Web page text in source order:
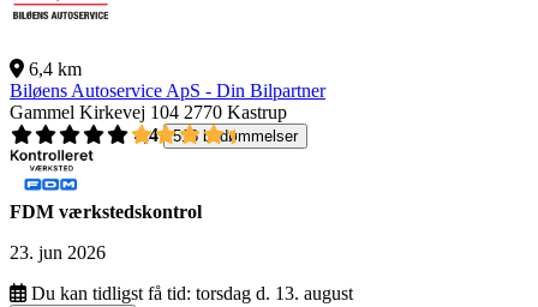
6,4 km
Biløens Autoservice ApS - Din Bilpartner
Gammel Kirkevej 104 2770 Kastrup
4,4
518 bedømmelser
FDM værkstedskontrol
23. jun 2026
Du kan tidligst få tid: torsdag d. 13. august